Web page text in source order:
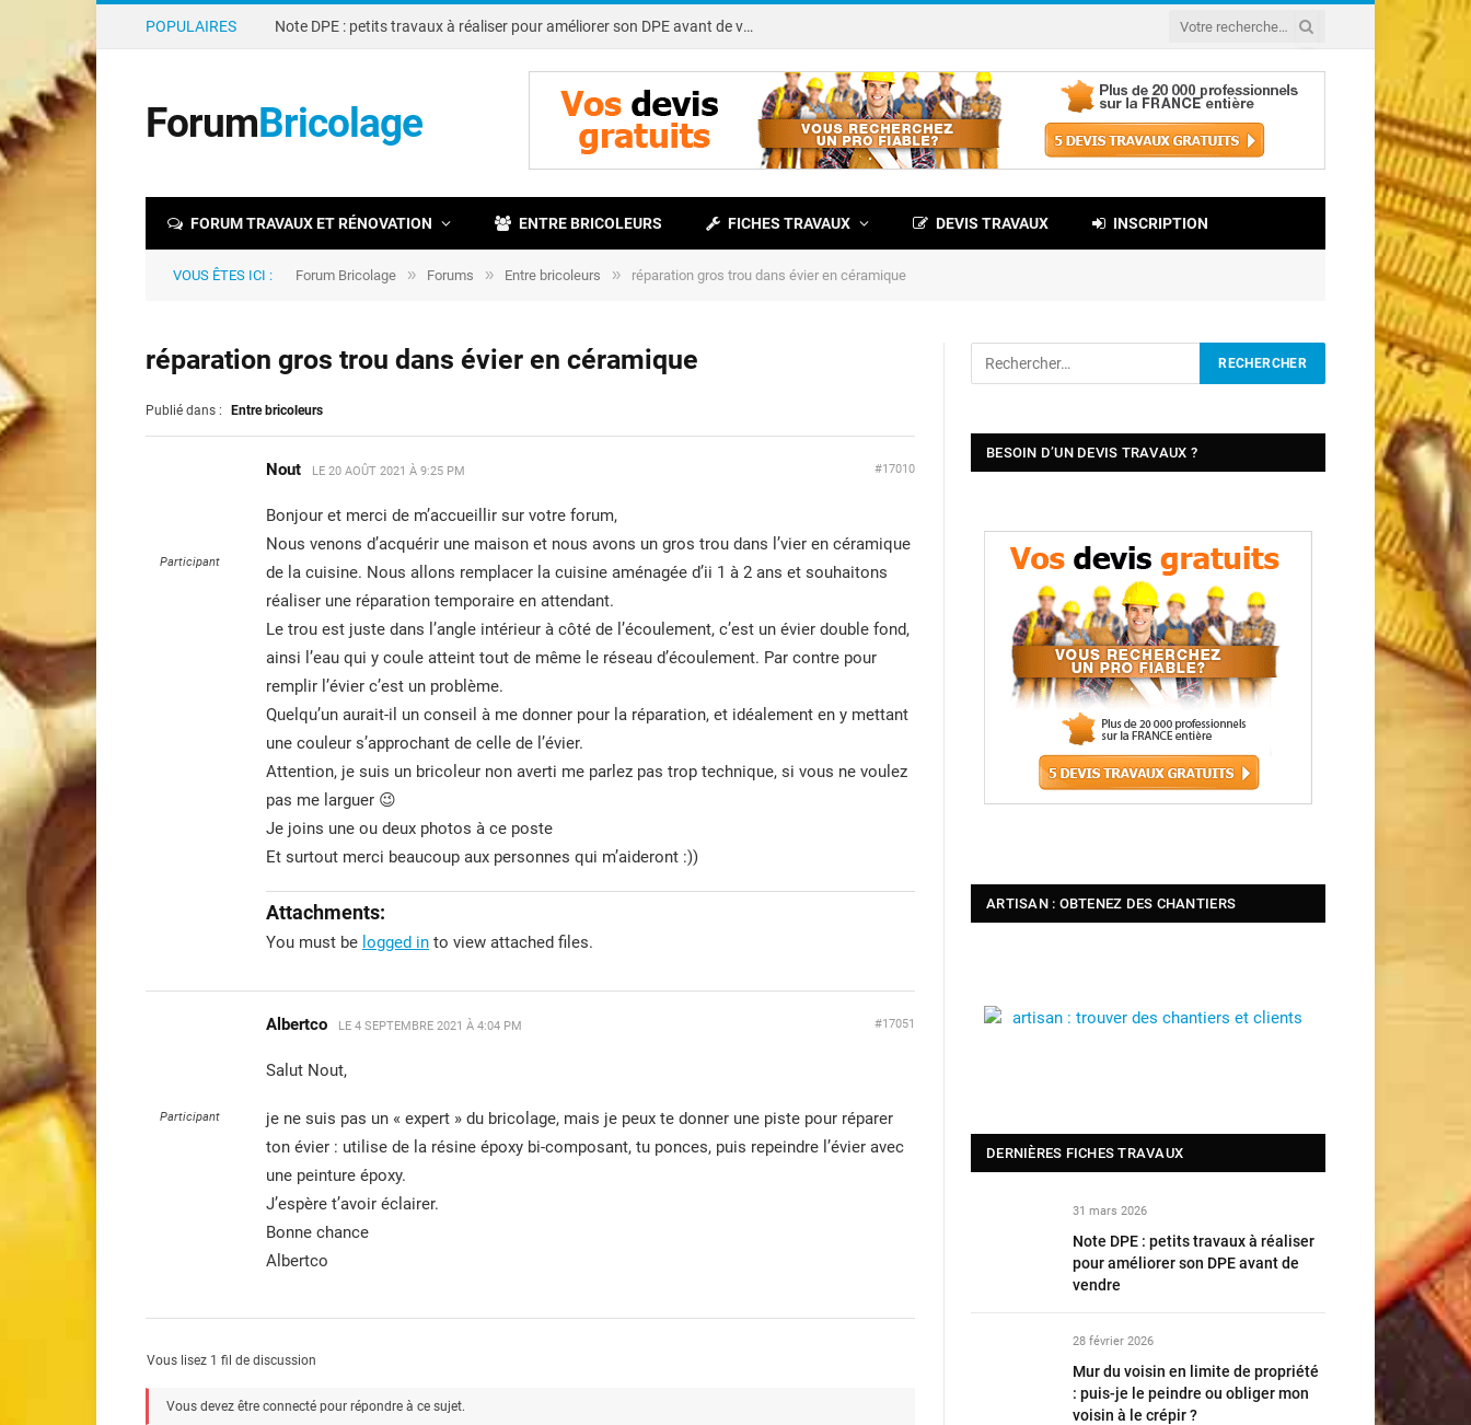
POPULAIRES Note DPE : petits travaux à réaliser pour améliorer son DPE avant de vendre
ForumBricolage
FORUM TRAVAUX ET RÉNOVATION ENTRE BRICOLEURS FICHES TRAVAUX DEVIS TRAVAUX INSCRIPTION
VOUS ÊTES ICI : Forum Bricolage » Forums » Entre bricoleurs » réparation gros trou dans évier en céramique
réparation gros trou dans évier en céramique
Publié dans : Entre bricoleurs
Participant
Nout LE 20 AOÛT 2021 À 9:25 PM #17010
Bonjour et merci de m’accueillir sur votre forum,
Nous venons d’acquérir une maison et nous avons un gros trou dans l’vier en céramique
de la cuisine. Nous allons remplacer la cuisine aménagée d’ii 1 à 2 ans et souhaitons
réaliser une réparation temporaire en attendant.
Le trou est juste dans l’angle intérieur à côté de l’écoulement, c’est un évier double fond,
ainsi l’eau qui y coule atteint tout de même le réseau d’écoulement. Par contre pour
remplir l’évier c’est un problème.
Quelqu’un aurait-il un conseil à me donner pour la réparation, et idéalement en y mettant
une couleur s’approchant de celle de l’évier.
Attention, je suis un bricoleur non averti me parlez pas trop technique, si vous ne voulez
pas me larguer 😉
Je joins une ou deux photos à ce poste
Et surtout merci beaucoup aux personnes qui m’aideront :))
Attachments:
You must be logged in to view attached files.
Participant
Albertco LE 4 SEPTEMBRE 2021 À 4:04 PM #17051
Salut Nout,
je ne suis pas un « expert » du bricolage, mais je peux te donner une piste pour réparer
ton évier : utilise de la résine époxy bi-composant, tu ponces, puis repeindre l’évier avec
une peinture époxy.
J’espère t’avoir éclairer.
Bonne chance
Albertco
Vous lisez 1 fil de discussion
Vous devez être connecté pour répondre à ce sujet.
BESOIN D’UN DEVIS TRAVAUX ?
ARTISAN : OBTENEZ DES CHANTIERS
DERNIÈRES FICHES TRAVAUX
31 mars 2026
Note DPE : petits travaux à réaliser
pour améliorer son DPE avant de
vendre
28 février 2026
Mur du voisin en limite de propriété
: puis-je le peindre ou obliger mon
voisin à le crépir ?